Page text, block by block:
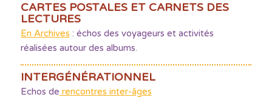
CARTES POSTALES ET CARNETS DES
LECTURES
En Archives : échos des voyageurs et activités
réalisées autour des albums.
INTERGÉNÉRATIONNEL
Echos de rencontres inter-âges